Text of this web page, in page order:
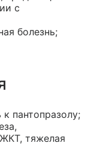
с
болезнь;
пантопразолу;
тяжелая